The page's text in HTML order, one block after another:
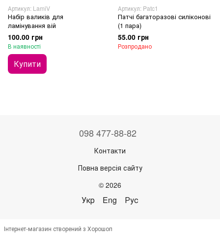
Артикул: LamiV
Набір валиків для
ламінування вій
100.00 грн
В наявності
Купити
Артикул: Patc1
Патчі багаторазові силіконові
(1 пара)
55.00 грн
Розпродано
098 477-88-82
Контакти
Повна версія сайту
© 2026
Укр Eng Рус
Інтернет-магазин створений з Хорошоп